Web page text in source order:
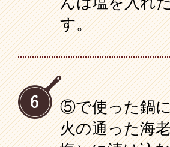
す。
⑤で使った鍋
火の通った海